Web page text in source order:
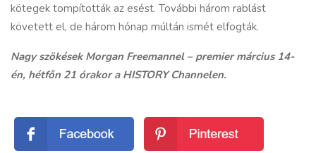
kötegek tompították az esést. További három rablást
követett el, de három hónap múltán ismét elfogták.
Nagy szökések Morgan Freemannel – premier március 14-
én, hétfőn 21 órakor a HISTORY Channelen.